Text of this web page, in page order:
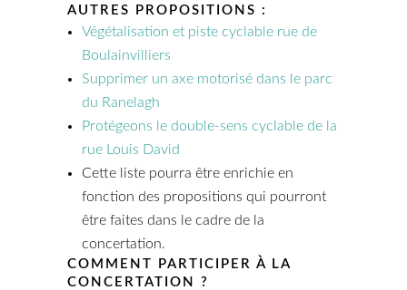
AUTRES PROPOSITIONS :
Végétalisation et piste cyclable rue de
Boulainvilliers
Supprimer un axe motorisé dans le parc
du Ranelagh
Protégeons le double-sens cyclable de la
rue Louis David
Cette liste pourra être enrichie en
fonction des propositions qui pourront
être faites dans le cadre de la
concertation.
COMMENT PARTICIPER À LA
CONCERTATION ?